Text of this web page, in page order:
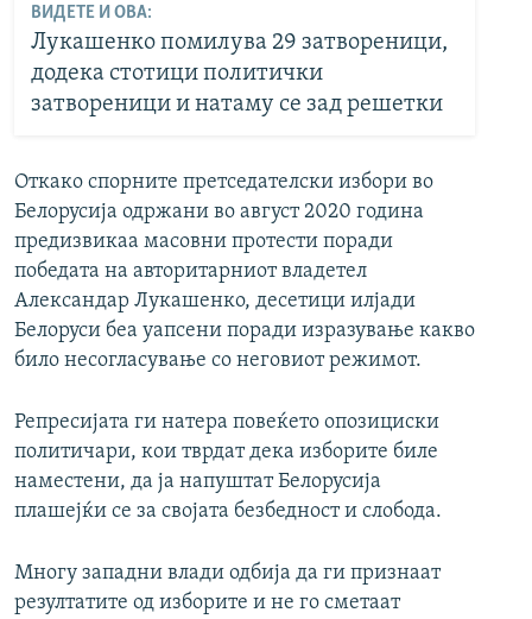
ВИДЕТЕ И ОВА:
Лукашенко помилува 29 затвореници,
додека стотици политички
затвореници и натаму се зад решетки
Откако спорните претседателски избори во
Белорусија одржани во август 2020 година
предизвикаа масовни протести поради
победата на авторитарниот владетел
Александар Лукашенко, десетици илјади
Белоруси беа уапсени поради изразување какво
било несогласување со неговиот режимот.
Репресијата ги натера повеќето опозициски
политичари, кои тврдат дека изборите биле
наместени, да ја напуштат Белорусија
плашејќи се за својата безбедност и слобода.
Многу западни влади одбија да ги признаат
резултатите од изборите и не го сметаат